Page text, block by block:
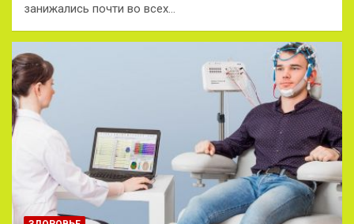
занижались почти во всех…